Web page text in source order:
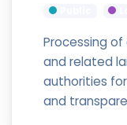
Processing
and related
authorities
and